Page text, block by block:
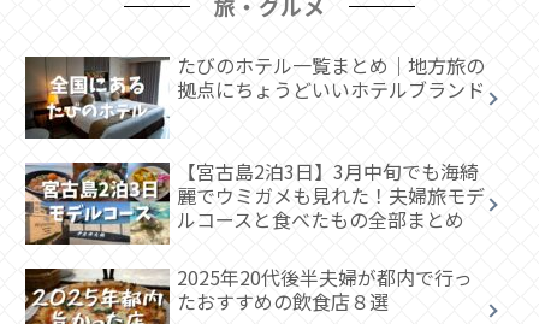
たびのホテル一覧まとめ｜地方旅の
拠点にちょうどいいホテルブランド
【宮古島2泊3日】3月中旬でも海綺
麗でウミガメも見れた！夫婦旅モデ
ルコースと食べたもの全部まとめ
2025年20代後半夫婦が都内で行っ
たおすすめの飲食店８選